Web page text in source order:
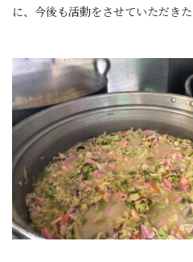
に、今後も活動をさせていただきた